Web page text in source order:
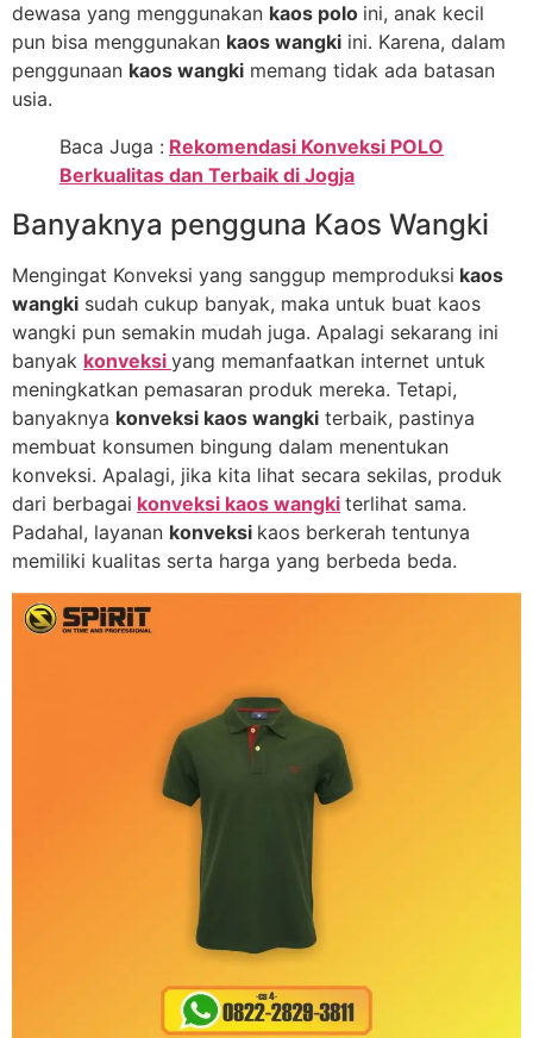
dewasa yang menggunakan kaos polo ini, anak kecil
pun bisa menggunakan kaos wangki ini. Karena, dalam
penggunaan kaos wangki memang tidak ada batasan
usia.
Baca Juga : Rekomendasi Konveksi POLO
Berkualitas dan Terbaik di Jogja
Banyaknya pengguna Kaos Wangki
Mengingat Konveksi yang sanggup memproduksi kaos
wangki sudah cukup banyak, maka untuk buat kaos
wangki pun semakin mudah juga. Apalagi sekarang ini
banyak konveksi yang memanfaatkan internet untuk
meningkatkan pemasaran produk mereka. Tetapi,
banyaknya konveksi kaos wangki terbaik, pastinya
membuat konsumen bingung dalam menentukan
konveksi. Apalagi, jika kita lihat secara sekilas, produk
dari berbagai konveksi kaos wangki terlihat sama.
Padahal, layanan konveksi kaos berkerah tentunya
memiliki kualitas serta harga yang berbeda beda.